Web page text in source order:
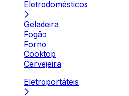
Eletrodomésticos
Geladeira
Fogão
Forno
Cooktop
Cervejeira
Eletroportáteis